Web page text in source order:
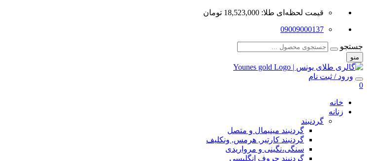
قیمت لحظه‌ای طلا: 18,523,000 تومان
09009000137
جستجو
منو
ورود / ثبت نام
0
خانه
زنانه
گردنبند
گردنبند مینیمال و متصل
گردنبند کارتیر, هرمس, ونکلیف
سنگی،نگینی و مرواریدی
گردنبند حروف انگلیسی